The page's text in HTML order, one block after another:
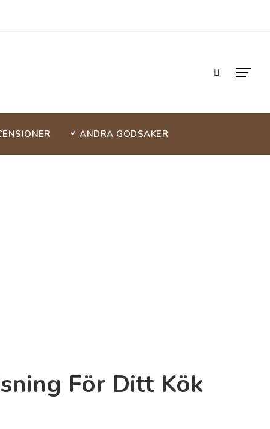
ANDRA GODSAKER
För Ditt Kök